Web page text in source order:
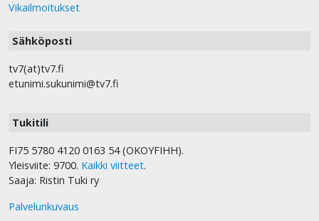
Vikailmoitukset
Sähköposti
tv7(at)tv7.fi
etunimi.sukunimi@tv7.fi
Tukitili
FI75 5780 4120 0163 54 (OKOYFIHH).
Yleisviite: 9700. Kaikki viitteet.
Saaja: Ristin Tuki ry
Palvelunkuvaus